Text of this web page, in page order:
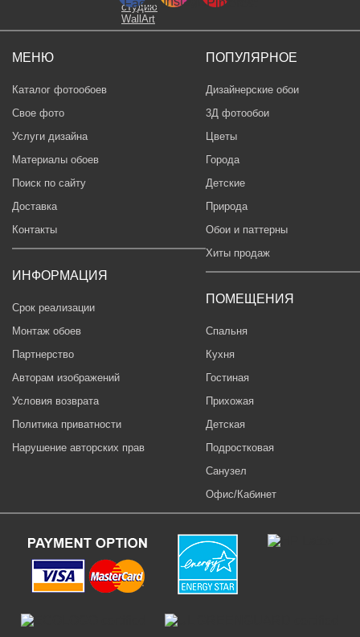
МЕНЮ
Каталог фотообоев
Свое фото
Услуги дизайна
Материалы обоев
Поиск по сайту
Доставка
Контакты
ИНФОРМАЦИЯ
Срок реализации
Монтаж обоев
Партнерство
Авторам изображений
Условия возврата
Политика приватности
Нарушение авторских прав
ПОПУЛЯРНОЕ
Дизайнерские обои
3Д фотообои
Цветы
Города
Детские
Природа
Обои и паттерны
Хиты продаж
ПОМЕЩЕНИЯ
Спальня
Кухня
Гостиная
Прихожая
Детская
Подростковая
Санузел
Офис/Кабинет